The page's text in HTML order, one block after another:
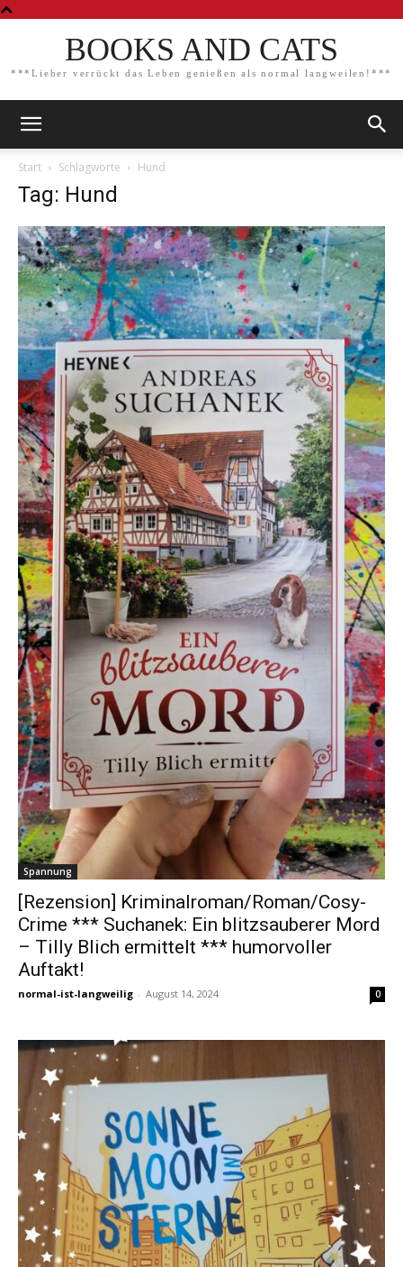
BOOKS AND CATS
***Lieber verrückt das Leben genießen als normal langweilen!***
Start Schlagworte Hund
Tag: Hund
Spannung
[Rezension] Kriminalroman/Roman/Cosy-
Crime *** Suchanek: Ein blitzsauberer Mord
– Tilly Blich ermittelt *** humorvoller
Auftakt!
normal-ist-langweilig - August 14, 2024 0